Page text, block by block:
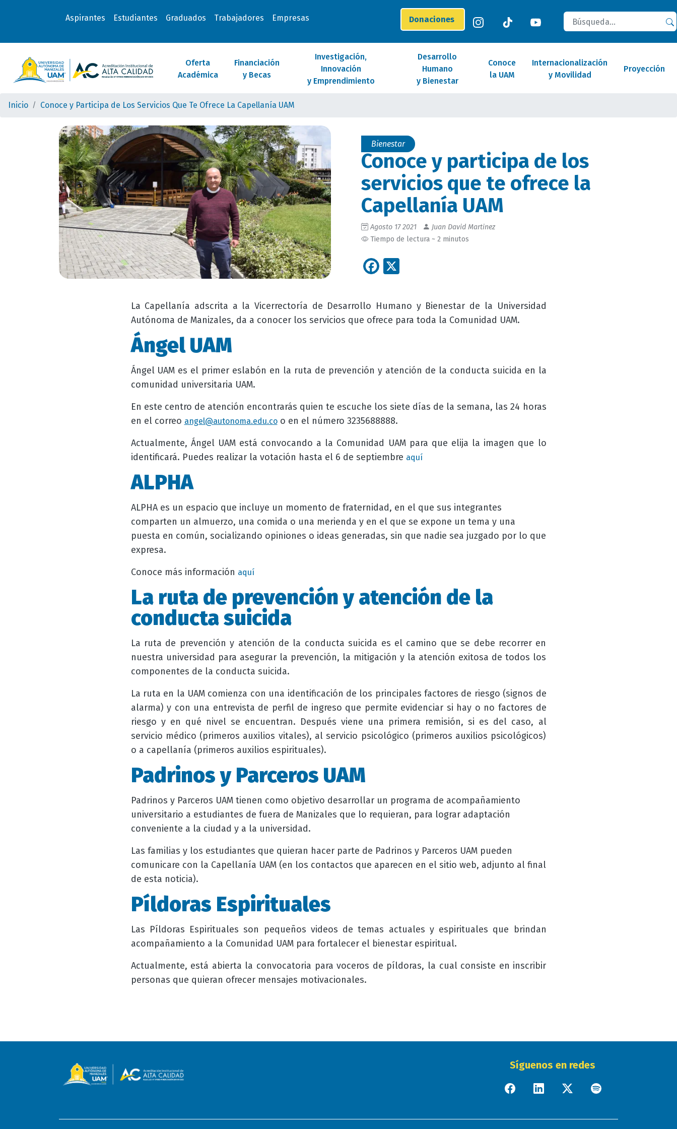
Aspirantes Estudiantes Graduados Trabajadores Empresas Donaciones
Buscar
Oferta
Académica
Financiación
y Becas
Investigación,
Innovación
y Emprendimiento
Desarrollo
Humano
y Bienestar
Conoce
la UAM
Internacionalización
y Movilidad
Proyección
Inicio Conoce y Participa de Los Servicios Que Te Ofrece La Capellanía UAM
Bienestar
Conoce y participa de los
servicios que te ofrece la
Capellanía UAM
Agosto 17 2021
Juan David Martinez
Tiempo de lectura ~ 2 minutos
Facebook
La Capellanía adscrita a la Vicerrectoría de Desarrollo Humano y Bienestar de la Universidad
Autónoma de Manizales, da a conocer los servicios que ofrece para toda la Comunidad UAM.
Ángel UAM
Ángel UAM es el primer eslabón en la ruta de prevención y atención de la conducta suicida en la
comunidad universitaria UAM.
En este centro de atención encontrarás quien te escuche los siete días de la semana, las 24 horas
en el correo angel@autonoma.edu.coo en el número 3235688888.
Actualmente, Ángel UAM está convocando a la Comunidad UAM para que elija la imagen que lo
identificará. Puedes realizar la votación hasta el 6 de septiembre aquí
ALPHA
ALPHA es un espacio que incluye un momento de fraternidad, en el que sus integrantes
comparten un almuerzo, una comida o una merienda y en el que se expone un tema y una
puesta en común, socializando opiniones o ideas generadas, sin que nadie sea juzgado por lo que
expresa.
Conoce más información aquí
La ruta de prevención y atención de la
conducta suicida
La ruta de prevención y atención de la conducta suicida es el camino que se debe recorrer en
nuestra universidad para asegurar la prevención, la mitigación y la atención exitosa de todos los
componentes de la conducta suicida.
La ruta en la UAM comienza con una identificación de los principales factores de riesgo (signos de
alarma) y con una entrevista de perfil de ingreso que permite evidenciar si hay o no factores de
riesgo y en qué nivel se encuentran. Después viene una primera remisión, si es del caso, al
servicio médico (primeros auxilios vitales), al servicio psicológico (primeros auxilios psicológicos)
o a capellanía (primeros auxilios espirituales).
Padrinos y Parceros UAM
Padrinos y Parceros UAM tienen como objetivo desarrollar un programa de acompañamiento
universitario a estudiantes de fuera de Manizales que lo requieran, para lograr adaptación
conveniente a la ciudad y a la universidad.
Las familias y los estudiantes que quieran hacer parte de Padrinos y Parceros UAM pueden
comunicare con la Capellanía UAM (en los contactos que aparecen en el sitio web, adjunto al final
de esta noticia).
Píldoras Espirituales
Las Píldoras Espirituales son pequeños videos de temas actuales y espirituales que brindan
acompañamiento a la Comunidad UAM para fortalecer el bienestar espiritual.
Actualmente, está abierta la convocatoria para voceros de píldoras, la cual consiste en inscribir
personas que quieran ofrecer mensajes motivacionales.
Síguenos en redes